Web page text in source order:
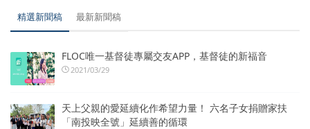
精選新聞稿 最新新聞稿
FLOC唯一基督徒專屬交友APP，基督徒的新福音
2021/03/29
天上父親的愛延續化作希望力量！ 六名子女捐贈家扶
「南投映全號」延續善的循環